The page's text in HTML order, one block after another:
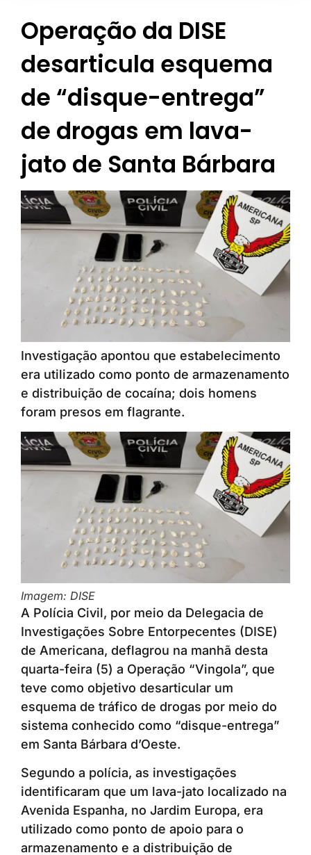
Operação da DISE
desarticula esquema
de “disque-entrega”
de drogas em lava-
jato de Santa Bárbara
Investigação apontou que estabelecimento
era utilizado como ponto de armazenamento
e distribuição de cocaína; dois homens
foram presos em flagrante.
Imagem: DISE
A Polícia Civil, por meio da Delegacia de
Investigações Sobre Entorpecentes (DISE)
de Americana, deflagrou na manhã desta
quarta-feira (5) a Operação “Vingola”, que
teve como objetivo desarticular um
esquema de tráfico de drogas por meio do
sistema conhecido como “disque-entrega”
em Santa Bárbara d’Oeste.
Segundo a polícia, as investigações
identificaram que um lava-jato localizado na
Avenida Espanha, no Jardim Europa, era
utilizado como ponto de apoio para o
armazenamento e a distribuição de